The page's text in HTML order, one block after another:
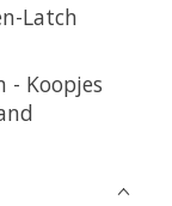
Latch
- Koopjes